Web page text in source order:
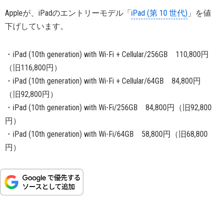
Appleが、iPadのエントリーモデル「iPad (第 10 世代) 」を値
下げしています。
・iPad (10th generation) with Wi-Fi + Cellular/256GB 110,800円
（旧116,800円）
・iPad (10th generation) with Wi-Fi + Cellular/64GB 84,800円
（旧92,800円）
・iPad (10th generation) with Wi-Fi/256GB 84,800円（旧92,800
円）
・iPad (10th generation) with Wi-Fi/64GB 58,800円（旧68,800
円）